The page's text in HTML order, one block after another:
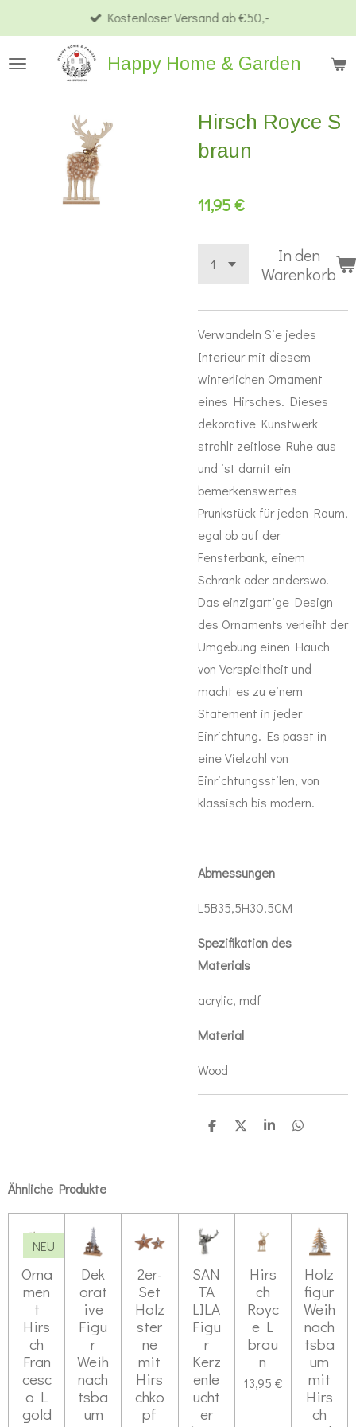
Hauptinhalt
springen
Happy Home & Garden
Kostenloser Versand ab €50,-
Hirsch Royce S
braun
11,95 €
In den
Warenkorb
Verwandeln Sie jedes
Interieur mit diesem
winterlichen Ornament
eines Hirsches. Dieses
dekorative Kunstwerk
strahlt zeitlose Ruhe aus
und ist damit ein
bemerkenswertes
Prunkstück für jeden Raum,
egal ob auf der
Fensterbank, einem
Schrank oder anderswo.
Das einzigartige Design
des Ornaments verleiht der
Umgebung einen Hauch
von Verspieltheit und
macht es zu einem
Statement in jeder
Einrichtung. Es passt in
eine Vielzahl von
Einrichtungsstilen, von
klassisch bis modern.
Abmessungen
L5B35,5H30,5CM
Spezifikation des
Materials
acrylic, mdf
Material
Wood
T
T
T
T
Ähnliche Produkte
NEU
Orna
men
t
Hirs
ch
Fran
cesc
o L
gold
Dek
orat
ive
Figu
r
Weih
nach
tsba
um
2er-
Set
Holz
ster
ne
mit
Hirs
chko
pf
SAN
TA
LILA
Figu
r
Kerz
enle
ucht
er
Hirs
ch
Royc
e L
brau
n
13,95 €
Holz
figur
Weih
nach
tsba
um
mit
Hirs
ch